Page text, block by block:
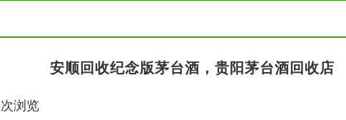
安顺回收纪念版茅台酒，贵阳茅台酒回收店
浏览